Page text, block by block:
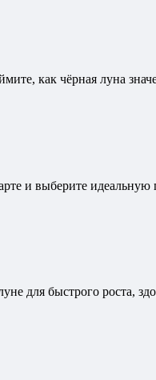
как чёрная луна
и выберите
для быстрого роста,